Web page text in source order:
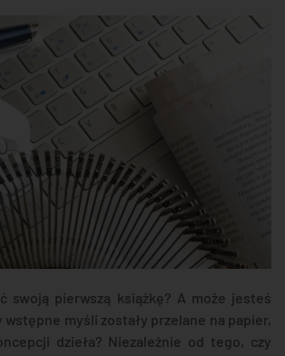
swoją pierwszą książkę? A może jesteś
wstępne myśli zostały przelane na papier,
dzieła? Niezależnie od tego, czy